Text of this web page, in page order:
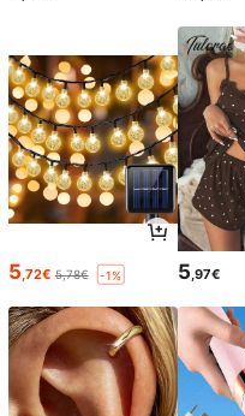
5 ,72€ 5,78€ -1% 5 ,97€